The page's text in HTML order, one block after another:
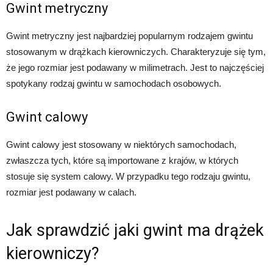
Gwint metryczny
Gwint metryczny jest najbardziej popularnym rodzajem gwintu
stosowanym w drążkach kierowniczych. Charakteryzuje się tym,
że jego rozmiar jest podawany w milimetrach. Jest to najczęściej
spotykany rodzaj gwintu w samochodach osobowych.
Gwint calowy
Gwint calowy jest stosowany w niektórych samochodach,
zwłaszcza tych, które są importowane z krajów, w których
stosuje się system calowy. W przypadku tego rodzaju gwintu,
rozmiar jest podawany w calach.
Jak sprawdzić jaki gwint ma drążek
kierowniczy?